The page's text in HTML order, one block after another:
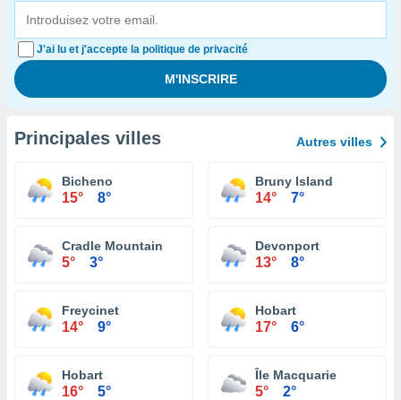
J'ai lu et j'accepte la politique de privacité
Principales villes Autres villes
Bicheno
15° 8°
Bruny Island
14° 7°
Cradle Mountain
5° 3°
Devonport
13° 8°
Freycinet
14° 9°
Hobart
17° 6°
Hobart
16° 5°
Île Macquarie
5° 2°